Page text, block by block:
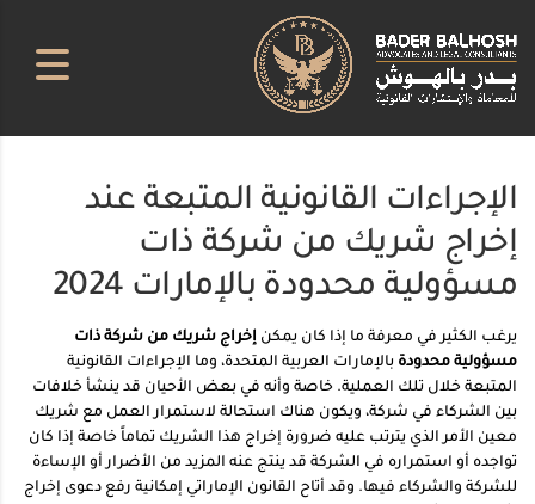
الإجراءات القانونية المتبعة عند
إخراج شريك من شركة ذات
مسؤولية محدودة بالإمارات 2024
يرغب الكثير في معرفة ما إذا كان يمكن إخراج شريك من شركة ذات
مسؤولية محدودة بالإمارات العربية المتحدة، وما الإجراءات القانونية
المتبعة خلال تلك العملية. خاصة وأنه في بعض الأحيان قد ينشأ خلافات
بين الشركاء في شركة، ويكون هناك استحالة لاستمرار العمل مع شريك
معين الأمر الذي يترتب عليه ضرورة إخراج هذا الشريك تماماً خاصة إذا كان
تواجده أو استمراره في الشركة قد ينتج عنه المزيد من الأضرار أو الإساءة
للشركة والشركاء فيها. وقد أتاح القانون الإماراتي إمكانية رفع دعوى إخراج